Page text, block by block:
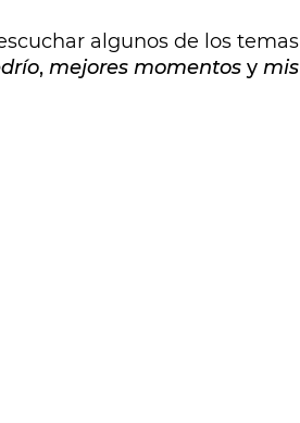
algunos de los temas
, mejores momentos y mis